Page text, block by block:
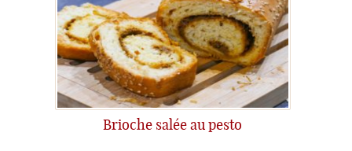
Brioche salée au pesto